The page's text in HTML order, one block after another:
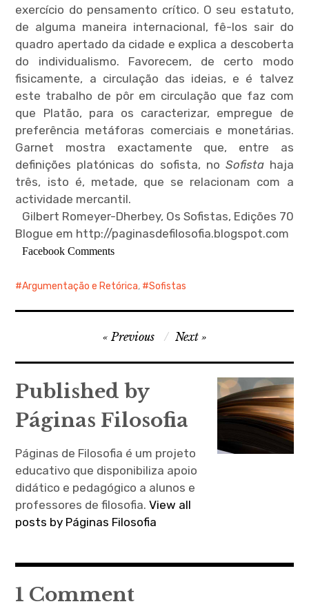
exercício do pensamento crítico. O seu estatuto,
de alguma maneira internacional, fê-los sair do
quadro apertado da cidade e explica a descoberta
do individualismo. Favorecem, de certo modo
fisicamente, a circulação das ideias, e é talvez
este trabalho de pôr em circulação que faz com
que Platão, para os caracterizar, empregue de
preferência metáforas comerciais e monetárias.
Garnet mostra exactamente que, entre as
definições platónicas do sofista, no Sofista haja
três, isto é, metade, que se relacionam com a
actividade mercantil.
Gilbert Romeyer-Dherbey, Os Sofistas, Edições 70
Blogue em http://paginasdefilosofia.blogspot.com
Facebook Comments
Argumentação e Retórica, Sofistas
Navegação
de
artigos
Previous Next
Published by
Páginas Filosofia
Páginas de Filosofia é um projeto
educativo que disponibiliza apoio
didático e pedagógico a alunos e
professores de filosofia.View all
posts by Páginas Filosofia
1 Comment